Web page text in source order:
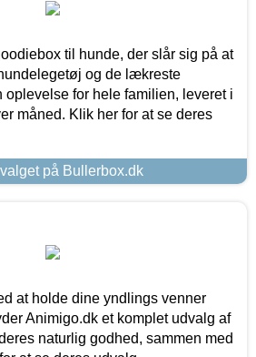
til hunde, der slår sig på at
og de lækreste
oplevelse for hele familien, leveret i
måned. Klik her for at se deres
på Bullerbox.dk
at holde dine yndlings venner
Animigo.dk et komplet udvalg af
naturlig godhed, sammen med